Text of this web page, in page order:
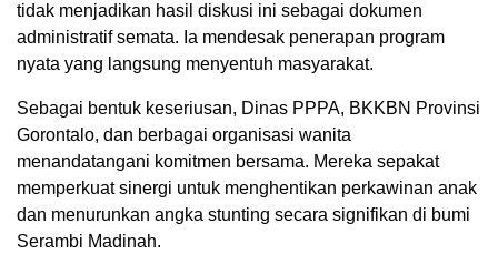
tidak menjadikan hasil diskusi ini sebagai dokumen
administratif semata. Ia mendesak penerapan program
nyata yang langsung menyentuh masyarakat.
Sebagai bentuk keseriusan, Dinas PPPA, BKKBN Provinsi
Gorontalo, dan berbagai organisasi wanita
menandatangani komitmen bersama. Mereka sepakat
memperkuat sinergi untuk menghentikan perkawinan anak
dan menurunkan angka stunting secara signifikan di bumi
Serambi Madinah.